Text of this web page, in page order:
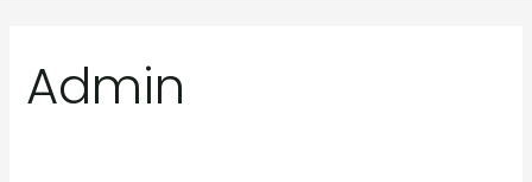
Admin
for: